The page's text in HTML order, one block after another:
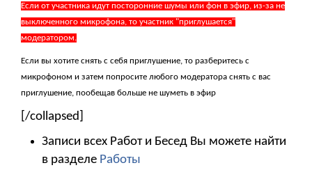
Если от участника идут посторонние шумы или фон в эфир, из-за не
выключенного микрофона, то участник "приглушается"
модератором.
Если вы хотите снять с себя приглушение, то разберитесь с
микрофоном и затем попросите любого модератора снять с вас
приглушение, пообещав больше не шуметь в эфир
[/collapsed]
Записи всех Работ и Бесед Вы можете найти
в разделе Работы